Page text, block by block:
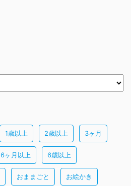
1歳以上 2歳以上 3ヶ月
6ヶ月以上 6歳以上
おままごと お絵かき